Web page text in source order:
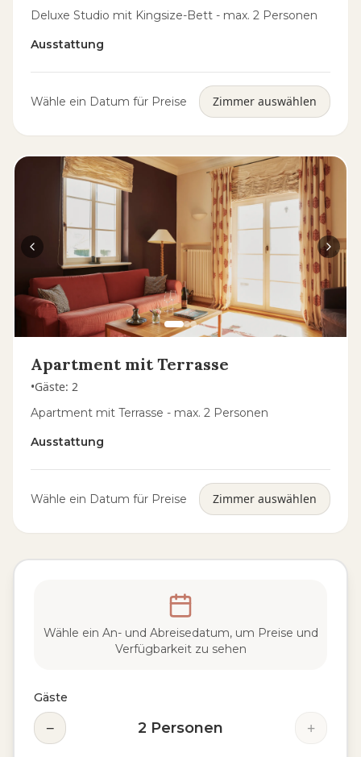
Deluxe Studio mit Kingsize-Bett - max. 2 Personen
Ausstattung
Wähle ein Datum für Preise Zimmer auswählen
Apartment mit Terrasse
•Gäste: 2
Apartment mit Terrasse - max. 2 Personen
Ausstattung
Wähle ein Datum für Preise Zimmer auswählen
Wähle ein An- und Abreisedatum, um Preise und
Verfügbarkeit zu sehen
Gäste
− 2 Personen +